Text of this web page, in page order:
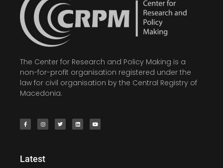
The Center for Research and Policy Making is a
non-for-profit organisation registered under the
law for civil organisation by the Central Registry of
Macedonia.
Latest